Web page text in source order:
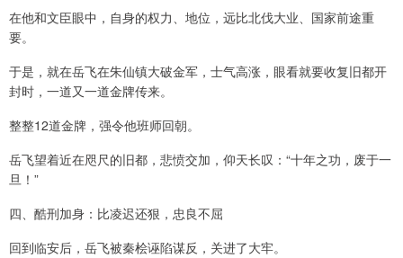
在他和文臣眼中，自身的权力、地位，远比北伐大业、国家前途重
要。
于是，就在岳飞在朱仙镇大破金军，士气高涨，眼看就要收复旧都开
封时，一道又一道金牌传来。
整整12道金牌，强令他班师回朝。
岳飞望着近在咫尺的旧都，悲愤交加，仰天长叹：“十年之功，废于一
旦！”
四、酷刑加身：比凌迟还狠，忠良不屈
回到临安后，岳飞被秦桧诬陷谋反，关进了大牢。